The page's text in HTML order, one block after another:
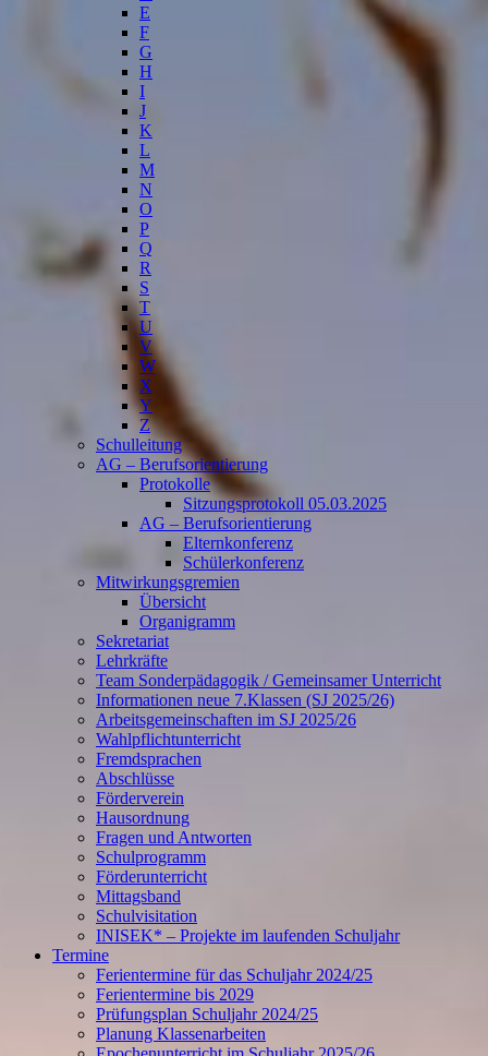
E
F
G
H
I
J
K
L
M
N
O
P
Q
R
S
T
U
V
W
X
Y
Z
Schulleitung
AG – Berufsorientierung
Protokolle
Sitzungsprotokoll 05.03.2025
AG – Berufsorientierung
Elternkonferenz
Schülerkonferenz
Mitwirkungsgremien
Übersicht
Organigramm
Sekretariat
Lehrkräfte
Team Sonderpädagogik / Gemeinsamer Unterricht
Informationen neue 7.Klassen (SJ 2025/26)
Arbeitsgemeinschaften im SJ 2025/26
Wahlpflichtunterricht
Fremdsprachen
Abschlüsse
Förderverein
Hausordnung
Fragen und Antworten
Schulprogramm
Förderunterricht
Mittagsband
Schulvisitation
INISEK* – Projekte im laufenden Schuljahr
Termine
Ferientermine für das Schuljahr 2024/25
Ferientermine bis 2029
Prüfungsplan Schuljahr 2024/25
Planung Klassenarbeiten